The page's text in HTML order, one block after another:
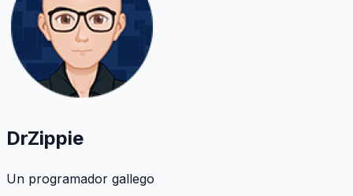
DrZippie
Un programador gallego